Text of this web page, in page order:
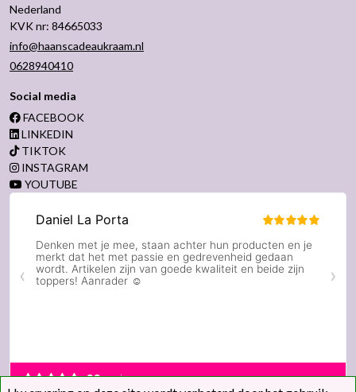
Nederland
KVK nr: 84665033
info@haanscadeaukraam.nl
0628940410
Social media
FACEBOOK
LINKEDIN
TIKTOK
INSTAGRAM
YOUTUBE